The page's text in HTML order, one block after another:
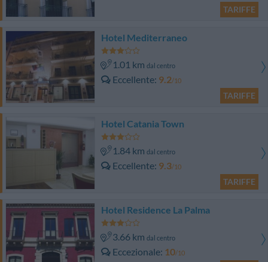
TARIFFE
Hotel Mediterraneo
1.01 km dal centro
Eccellente 9.2/10
TARIFFE
Hotel Catania Town
1.84 km dal centro
Eccellente 9.3/10
TARIFFE
Hotel Residence La Palma
3.66 km dal centro
Eccezionale 10/10